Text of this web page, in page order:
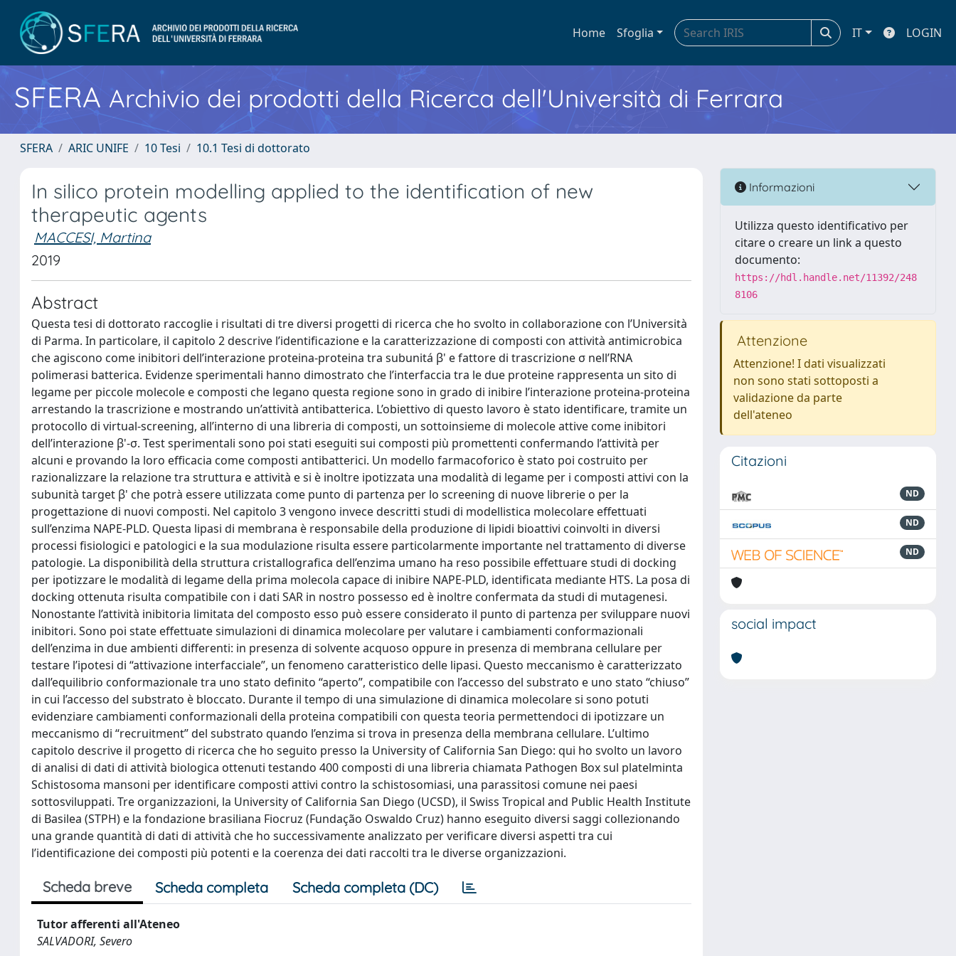
Home Sfoglia IT LOGIN
SFERA Archivio dei prodotti della Ricerca dell'Università di Ferrara
SFERA ARIC UNIFE 10 Tesi 10.1 Tesi di dottorato
In silico protein modelling applied to the identification of new
therapeutic agents
MACCESI, Martina
2019
Abstract
Questa tesi di dottorato raccoglie i risultati di tre diversi progetti di ricerca che ho svolto in collaborazione con l’Università
di Parma. In particolare, il capitolo 2 descrive l’identificazione e la caratterizzazione di composti con attività antimicrobica
che agiscono come inibitori dell’interazione proteina-proteina tra subunitá β' e fattore di trascrizione σ nell’RNA
polimerasi batterica. Evidenze sperimentali hanno dimostrato che l’interfaccia tra le due proteine rappresenta un sito di
legame per piccole molecole e composti che legano questa regione sono in grado di inibire l’interazione proteina-proteina
arrestando la trascrizione e mostrando un’attività antibatterica. L’obiettivo di questo lavoro è stato identificare, tramite un
protocollo di virtual-screening, all’interno di una libreria di composti, un sottoinsieme di molecole attive come inibitori
dell’interazione β'-σ. Test sperimentali sono poi stati eseguiti sui composti più promettenti confermando l’attività per
alcuni e provando la loro efficacia come composti antibatterici. Un modello farmacoforico è stato poi costruito per
razionalizzare la relazione tra struttura e attività e si è inoltre ipotizzata una modalità di legame per i composti attivi con la
subunità target β' che potrà essere utilizzata come punto di partenza per lo screening di nuove librerie o per la
progettazione di nuovi composti. Nel capitolo 3 vengono invece descritti studi di modellistica molecolare effettuati
sull’enzima NAPE-PLD. Questa lipasi di membrana è responsabile della produzione di lipidi bioattivi coinvolti in diversi
processi fisiologici e patologici e la sua modulazione risulta essere particolarmente importante nel trattamento di diverse
patologie. La disponibilità della struttura cristallografica dell’enzima umano ha reso possibile effettuare studi di docking
per ipotizzare le modalità di legame della prima molecola capace di inibire NAPE-PLD, identificata mediante HTS. La posa di
docking ottenuta risulta compatibile con i dati SAR in nostro possesso ed è inoltre confermata da studi di mutagenesi.
Nonostante l’attività inibitoria limitata del composto esso può essere considerato il punto di partenza per sviluppare nuovi
inibitori. Sono poi state effettuate simulazioni di dinamica molecolare per valutare i cambiamenti conformazionali
dell’enzima in due ambienti differenti: in presenza di solvente acquoso oppure in presenza di membrana cellulare per
testare l’ipotesi di “attivazione interfacciale”, un fenomeno caratteristico delle lipasi. Questo meccanismo è caratterizzato
dall’equilibrio conformazionale tra uno stato definito “aperto”, compatibile con l’accesso del substrato e uno stato “chiuso”
in cui l’accesso del substrato è bloccato. Durante il tempo di una simulazione di dinamica molecolare si sono potuti
evidenziare cambiamenti conformazionali della proteina compatibili con questa teoria permettendoci di ipotizzare un
meccanismo di “recruitment” del substrato quando l’enzima si trova in presenza della membrana cellulare. L’ultimo
capitolo descrive il progetto di ricerca che ho seguito presso la University of California San Diego: qui ho svolto un lavoro
di analisi di dati di attività biologica ottenuti testando 400 composti di una libreria chiamata Pathogen Box sul platelminta
Schistosoma mansoni per identificare composti attivi contro la schistosomiasi, una parassitosi comune nei paesi
sottosviluppati. Tre organizzazioni, la University of California San Diego (UCSD), il Swiss Tropical and Public Health Institute
di Basilea (STPH) e la fondazione brasiliana Fiocruz (Fundação Oswaldo Cruz) hanno eseguito diversi saggi collezionando
una grande quantità di dati di attività che ho successivamente analizzato per verificare diversi aspetti tra cui
l’identificazione dei composti più potenti e la coerenza dei dati raccolti tra le diverse organizzazioni.
Scheda breve Scheda completa Scheda completa (DC)
Tutor afferenti all'Ateneo
SALVADORI, Severo
Informazioni
Utilizza questo identificativo per
citare o creare un link a questo
documento:
https://hdl.handle.net/11392/248
8106
Attenzione
Attenzione! I dati visualizzati
non sono stati sottoposti a
validazione da parte
dell'ateneo
Citazioni
ND
ND
ND
social impact